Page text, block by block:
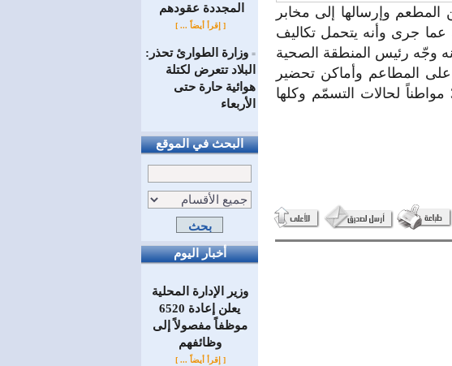
المجددة عقودهم ‏
[ إقرأ أيضاً ... ]
= وزارة الطوارئ تحذر:
البلاد تتعرض لكتلة
هوائية حارة حتى
الأربعاء
البحث في الموقع
أخبار اليوم
وزير الإدارة المحلية
يعلن إعادة 6520
موظفاً مفصولاً إلى
‏وظائفهم
[ إقرأ أيضاً ... ]
وإرسالها إلى مخابر
جرى وأنه يتحمل تكاليف
وجّه رئيس المنطقة الصحية
على المطاعم وأماكن تحضير
الطعام والباعة الجوالين. وبيّن حسابا أنه تم توثيق تعرُّض 34 مواطناً لحالات التسمّم وكلها